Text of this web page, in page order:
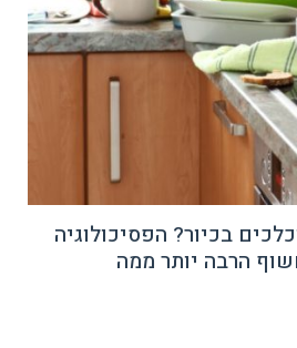
בכיור? הפסיכולוגיה
הרבה יותר ממה